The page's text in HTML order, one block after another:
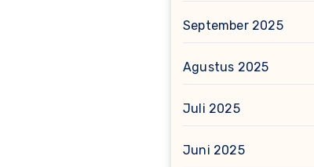
September 2025
Agustus 2025
Juli 2025
Juni 2025